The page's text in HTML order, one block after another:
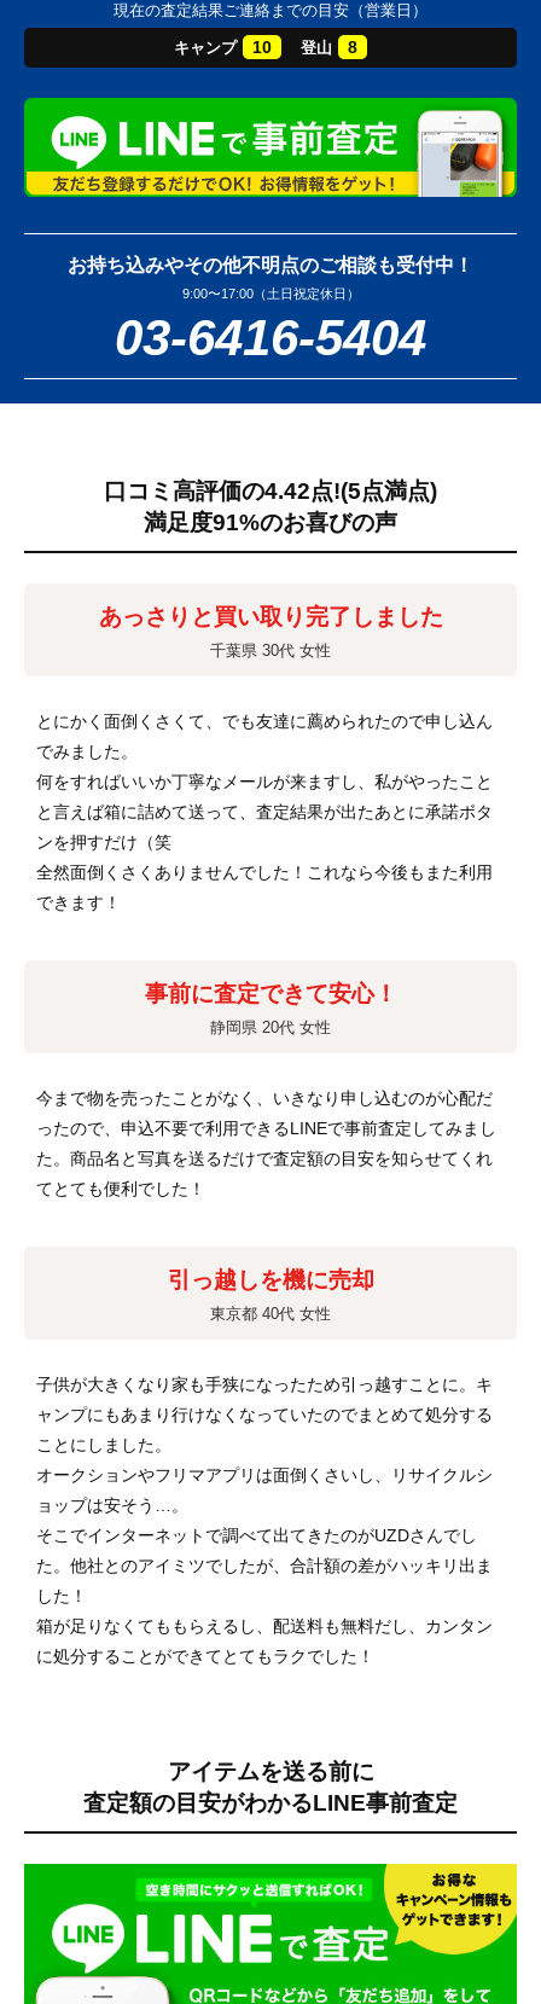
現在の査定結果ご連絡までの目安（営業日）
キャンプ 10 登山 8
お持ち込みやその他不明点のご相談も受付中！
9:00〜17:00（土日祝定休日）
03-6416-5404
口コミ高評価の4.42点!(5点満点)
満足度91%のお喜びの声
あっさりと買い取り完了しました
千葉県 30代 女性
とにかく面倒くさくて、でも友達に薦められたので申し込ん
でみました。
何をすればいいか丁寧なメールが来ますし、私がやったこと
と言えば箱に詰めて送って、査定結果が出たあとに承諾ボタ
ンを押すだけ（笑
全然面倒くさくありませんでした！これなら今後もまた利用
できます！
事前に査定できて安心！
静岡県 20代 女性
今まで物を売ったことがなく、いきなり申し込むのが心配だ
ったので、申込不要で利用できるLINEで事前査定してみまし
た。商品名と写真を送るだけで査定額の目安を知らせてくれ
てとても便利でした！
引っ越しを機に売却
東京都 40代 女性
子供が大きくなり家も手狭になったため引っ越すことに。キ
ャンプにもあまり行けなくなっていたのでまとめて処分する
ことにしました。
オークションやフリマアプリは面倒くさいし、リサイクルシ
ョップは安そう…。
そこでインターネットで調べて出てきたのがUZDさんでし
た。他社とのアイミツでしたが、合計額の差がハッキリ出ま
した！
箱が足りなくてももらえるし、配送料も無料だし、カンタン
に処分することができてとてもラクでした！
アイテムを送る前に
査定額の目安がわかるLINE事前査定